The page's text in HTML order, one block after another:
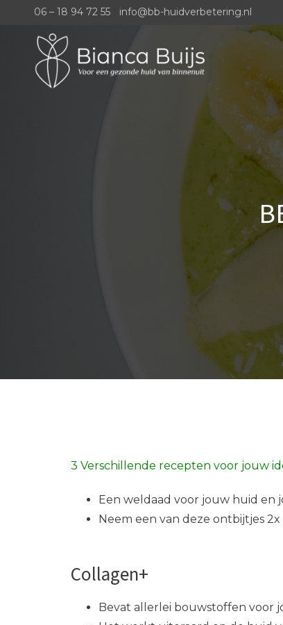
06 – 18 94 72 55| info@bb-huidverbetering.nl
3 Verschillende recepten voor jouw
Een weldaad voor jouw huid en
Neem een van deze ontbijtjes
Collagen+
Bevat allerlei bouwstoffen voor